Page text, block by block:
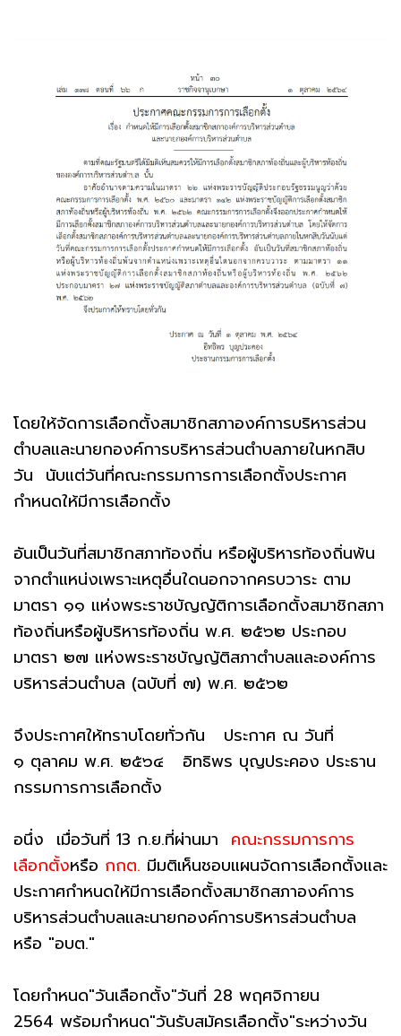
โดยให้จัดการเลือกตั้งสมาชิกสภาองค์การบริหารส่วน
ตำบลและนายกองค์การบริหารส่วนตำบลภายในหกสิบ
วัน นับแต่วันที่คณะกรรมการการเลือกตั้งประกาศ
กำหนดให้มีการเลือกตั้ง
อันเป็นวันที่สมาชิกสภาท้องถิ่น หรือผู้บริหารท้องถิ่นพ้น
จากตำแหน่งเพราะเหตุอื่นใดนอกจากครบวาระ ตาม
มาตรา ๑๑ แห่งพระราชบัญญัติการเลือกตั้งสมาชิกสภา
ท้องถิ่นหรือผู้บริหารท้องถิ่น พ.ศ. ๒๕๖๒ ประกอบ
มาตรา ๒๗ แห่งพระราชบัญญัติสภาตำบลและองค์การ
บริหารส่วนตำบล (ฉบับที่ ๗) พ.ศ. ๒๕๖๒
จึงประกาศให้ทราบโดยทั่วกัน ประกาศ ณ วันที่
๑ ตุลาคม พ.ศ. ๒๕๖๔ อิทธิพร บุญประคอง ประธาน
กรรมการการเลือกตั้ง
อนึ่ง เมื่อวันที่ 13 ก.ย.ที่ผ่านมา คณะกรรมการการ
เลือกตั้งหรือ กกต. มีมติเห็นชอบแผนจัดการเลือกตั้งและ
ประกาศกำหนดให้มีการเลือกตั้งสมาชิกสภาองค์การ
บริหารส่วนตำบลและนายกองค์การบริหารส่วนตำบล
หรือ "อบต."
โดยกำหนด"วันเลือกตั้ง"วันที่ 28 พฤศจิกายน
2564 พร้อมกำหนด"วันรับสมัครเลือกตั้ง"ระหว่างวัน